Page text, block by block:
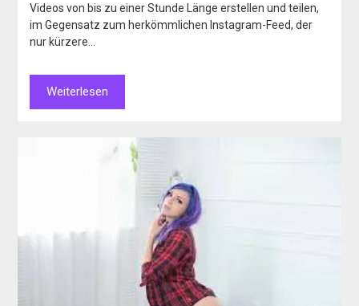
Videos von bis zu einer Stunde Länge erstellen und teilen,
im Gegensatz zum herkömmlichen Instagram-Feed, der
nur kürzere…
Weiterlesen